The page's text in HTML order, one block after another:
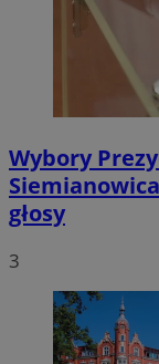
Wybory
głosy
3